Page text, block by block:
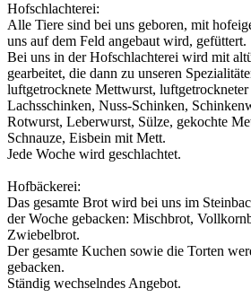
Hofschlachterei:
Alle Tiere sind bei uns geboren, mit
uns auf dem Feld angebaut wird, gefüttert.
Bei uns in der Hofschlachterei wird mit
gearbeitet, die dann zu unseren
luftgetrocknete Mettwurst, luftgetrockneter
Lachsschinken, Nuss-Schinken,
Rotwurst, Leberwurst, Sülze, gekochte
Schnauze, Eisbein mit Mett.
Jede Woche wird geschlachtet.
Hofbäckerei:
Das gesamte Brot wird bei uns im
der Woche gebacken: Mischbrot,
Zwiebelbrot.
Der gesamte Kuchen sowie die Torten
gebacken.
Ständig wechselndes Angebot.